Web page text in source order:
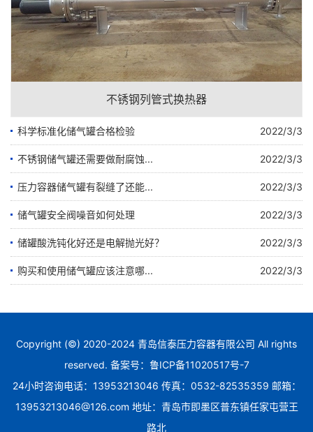
不锈钢列管式换热器
科学标准化储气罐合格检验 2022/3/3
不锈钢储气罐还需要做耐腐蚀... 2022/3/3
压力容器储气罐有裂缝了还能... 2022/3/3
储气罐安全阀噪音如何处理 2022/3/3
储罐酸洗钝化好还是电解抛光好？ 2022/3/3
购买和使用储气罐应该注意哪... 2022/3/3
Copyright (©) 2020-2024 青岛信泰压力容器有限公司 All rights
reserved. 备案号： 鲁ICP备11020517号-7
24小时咨询电话：13953213046 传真：0532-82535359 邮箱：
13953213046@126.com 地址：青岛市即墨区普东镇任家屯营王
路北